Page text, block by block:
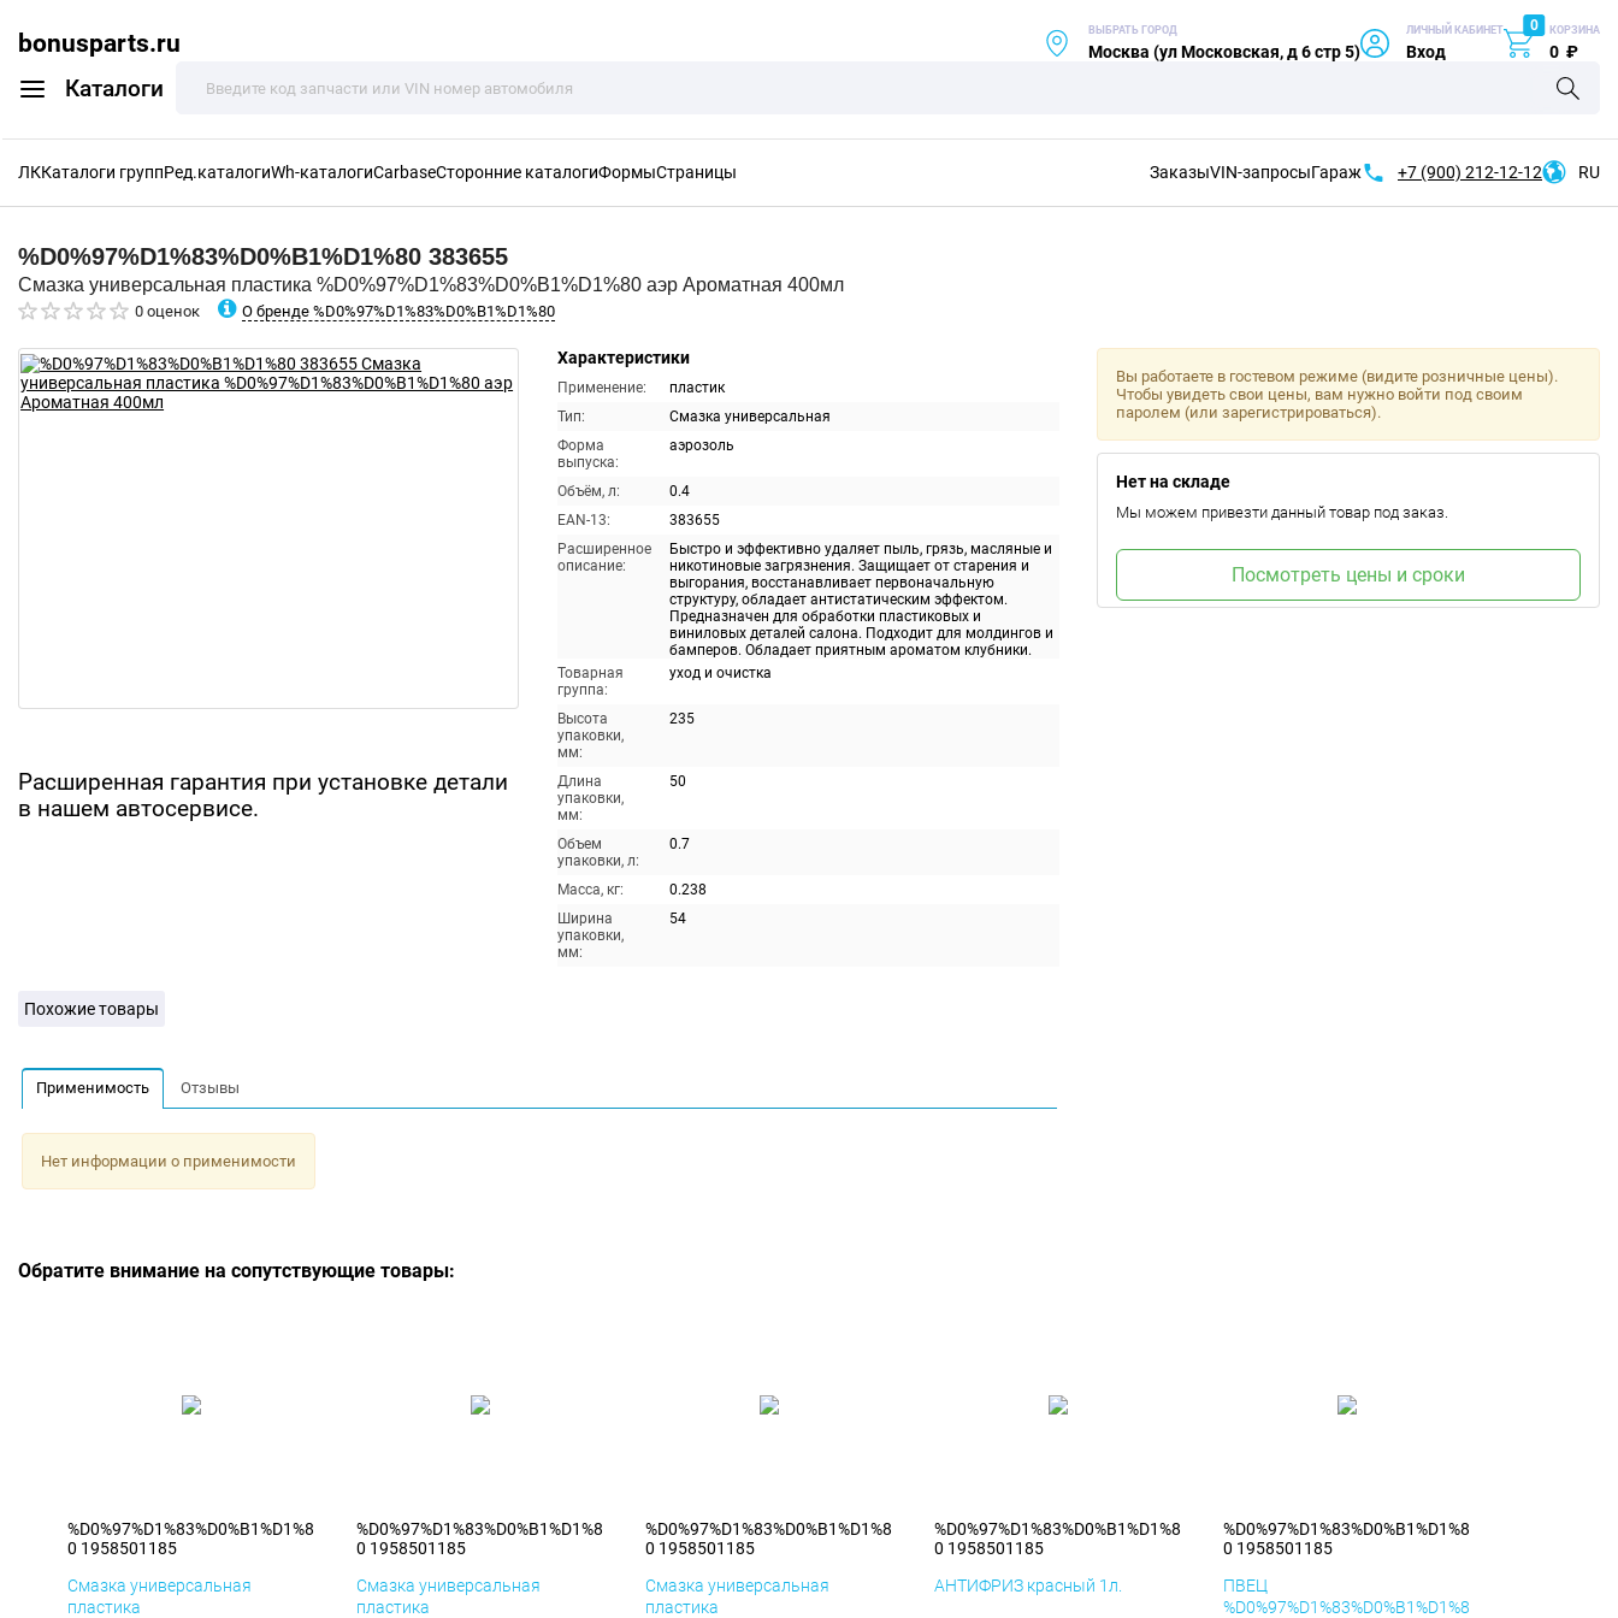
bonusparts.ru
Каталоги
ВЫБРАТЬ ГОРОД
Москва (ул Московская, д 6 стр 5)
ЛИЧНЫЙ КАБИНЕТ
Вход
0 КОРЗИНА
0 ₽
ЛККаталоги группРед.каталогиWh-каталогиCarbaseСторонние каталогиФормыСтраницы ЗаказыVIN-запросыГараж +7 (900) 212-12-12 RU
%D0%97%D1%83%D0%B1%D1%80 383655
Смазка универсальная пластика %D0%97%D1%83%D0%B1%D1%80 аэр Ароматная 400мл
0 оценок О бренде %D0%97%D1%83%D0%B1%D1%80
Расширенная гарантия при установке детали
в нашем автосервисе.
Характеристики
Применение:
пластик
Тип:
Смазка универсальная
Форма
выпуска:
аэрозоль
Объём, л:
0.4
EAN-13:
383655
Расширенное
описание:
Быстро и эффективно удаляет пыль, грязь, масляные и
никотиновые загрязнения. Защищает от старения и
выгорания, восстанавливает первоначальную
структуру, обладает антистатическим эффектом.
Предназначен для обработки пластиковых и
виниловых деталей салона. Подходит для молдингов и
бамперов. Обладает приятным ароматом клубники.
Товарная
группа:
уход и очистка
Высота
упаковки,
мм:
235
Длина
упаковки,
мм:
50
Объем
упаковки, л:
0.7
Масса, кг:
0.238
Ширина
упаковки,
мм:
54
Вы работаете в гостевом режиме (видите розничные цены).
Чтобы увидеть свои цены, вам нужно войти под своим
паролем (или зарегистрироваться).
Нет на складе
Мы можем привезти данный товар под заказ.
Посмотреть цены и сроки
Похожие товары
Применимость Отзывы
Нет информации о применимости
Обратите внимание на сопутствующие товары:
%D0%97%D1%83%D0%B1%D1%8
0 1958501185
Смазка универсальная
пластика
%D0%97%D1%83%D0%B1%D1%8
0 1958501185
Смазка универсальная
пластика
%D0%97%D1%83%D0%B1%D1%8
0 1958501185
Смазка универсальная
пластика
%D0%97%D1%83%D0%B1%D1%8
0 1958501185
АНТИФРИЗ красный 1л.
%D0%97%D1%83%D0%B1%D1%8
0 1958501185
ПВЕЦ
%D0%97%D1%83%D0%B1%D1%8